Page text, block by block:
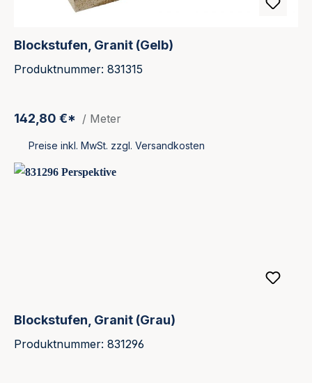
Blockstufen, Granit (Gelb)
Produktnummer: 831315
142,80 €* / Meter
Preise inkl. MwSt. zzgl. Versandkosten
Blockstufen, Granit (Grau)
Produktnummer: 831296